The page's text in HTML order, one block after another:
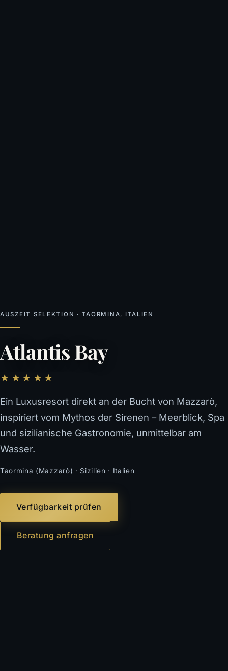
AUSZEIT SELEKTION · TAORMINA, ITALIEN
Atlantis Bay
★★★★★
Ein Luxusresort direkt an der Bucht von Mazzarò,
inspiriert vom Mythos der Sirenen – Meerblick, Spa
und sizilianische Gastronomie, unmittelbar am
Wasser.
Taormina (Mazzarò) · Sizilien · Italien
Verfügbarkeit prüfen
Beratung anfragen